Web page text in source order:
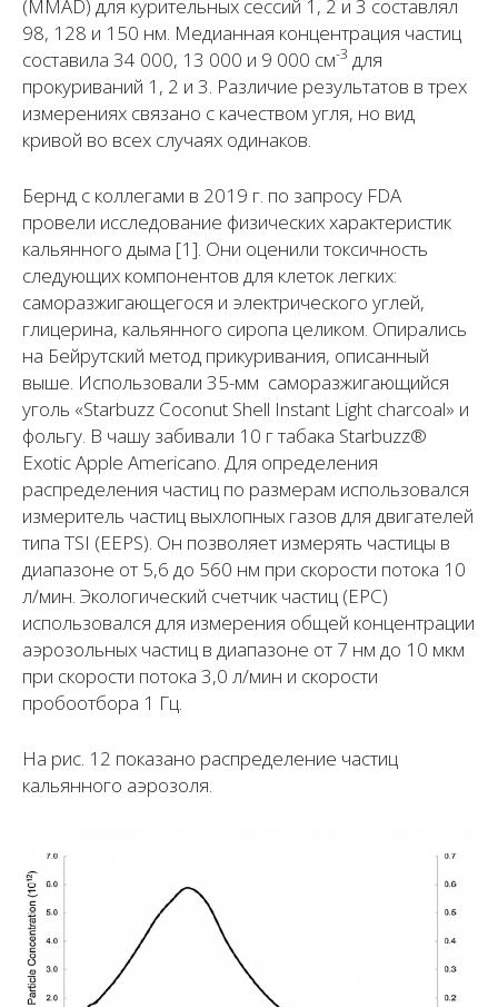
(MMAD) для курительных сессий 1, 2 и 3 составлял
98, 128 и 150 нм. Медианная концентрация частиц
составила 34 000, 13 000 и 9 000 см-3 для
прокуриваний 1, 2 и 3. Различие результатов в трех
измерениях связано с качеством угля, но вид
кривой во всех случаях одинаков.
Бернд с коллегами в 2019 г. по запросу FDA
провели исследование физических характеристик
кальянного дыма [1]. Они оценили токсичность
следующих компонентов для клеток легких:
саморазжигающегося и электрического углей,
глицерина, кальянного сиропа целиком. Опирались
на Бейрутский метод прикуривания, описанный
выше. Использовали 35-мм саморазжигающийся
уголь «Starbuzz Coconut Shell Instant Light charcoal» и
фольгу. В чашу забивали 10 г табака Starbuzz®
Exotic Apple Americano. Для определения
распределения частиц по размерам использовался
измеритель частиц выхлопных газов для двигателей
типа TSI (EEPS). Он позволяет измерять частицы в
диапазоне от 5,6 до 560 нм при скорости потока 10
л/мин. Экологический счетчик частиц (EPC)
использовался для измерения общей концентрации
аэрозольных частиц в диапазоне от 7 нм до 10 мкм
при скорости потока 3,0 л/мин и скорости
пробоотбора 1 Гц.
На рис. 12 показано распределение частиц
кальянного аэрозоля.